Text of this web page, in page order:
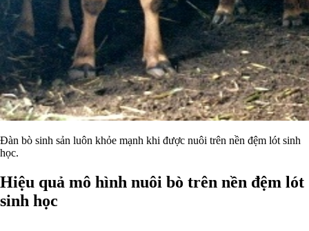
Đàn bò sinh sản luôn khỏe mạnh khi được nuôi trên nền đệm lót sinh
học.
Hiệu quả mô hình nuôi bò trên nền đệm lót
sinh học